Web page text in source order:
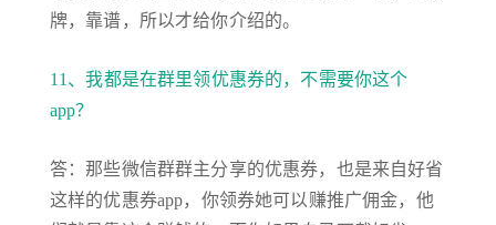
牌，靠谱，所以才给你介绍的。
11、我都是在群里领优惠券的，不需要你这个
app？
答：那些微信群群主分享的优惠券，也是来自好省
这样的优惠券app，你领券她可以赚推广佣金，他